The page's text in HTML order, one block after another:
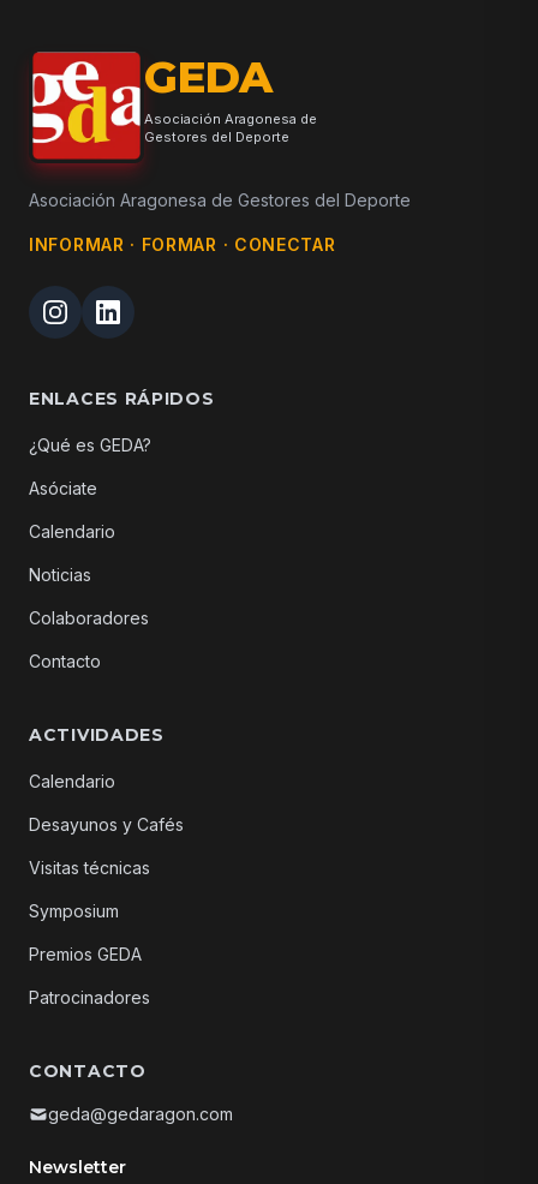
GEDA
Asociación Aragonesa de
Gestores del Deporte
Asociación Aragonesa de Gestores del Deporte
INFORMAR · FORMAR · CONECTAR
ENLACES RÁPIDOS
¿Qué es GEDA?
Asóciate
Calendario
Noticias
Colaboradores
Contacto
ACTIVIDADES
Calendario
Desayunos y Cafés
Visitas técnicas
Symposium
Premios GEDA
Patrocinadores
CONTACTO
geda@gedaragon.com
Newsletter